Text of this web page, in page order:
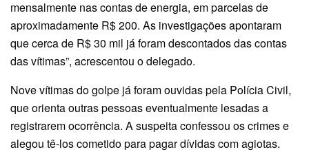
mensalmente nas contas de energia, em parcelas de
aproximadamente R$ 200. As investigações apontaram
que cerca de R$ 30 mil já foram descontados das contas
das vítimas”, acrescentou o delegado.
Nove vítimas do golpe já foram ouvidas pela Polícia Civil,
que orienta outras pessoas eventualmente lesadas a
registrarem ocorrência. A suspeita confessou os crimes e
alegou tê-los cometido para pagar dívidas com agiotas.